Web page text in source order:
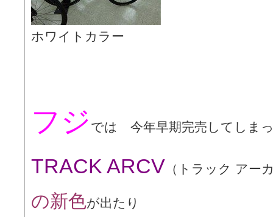
ホワイトカラー
フジ では 今年早期完売してしま
TRACK ARCV （トラック ア
の新色が出たり